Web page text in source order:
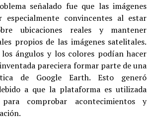
señalado fue que las imágenes
especialmente convincentes al estar
ubicaciones reales y mantener
propios de las imágenes satelitales.
ángulos y los colores podían hacer
pareciera formar parte de una
de Google Earth. Esto generó
a que la plataforma es utilizada
para comprobar acontecimientos y